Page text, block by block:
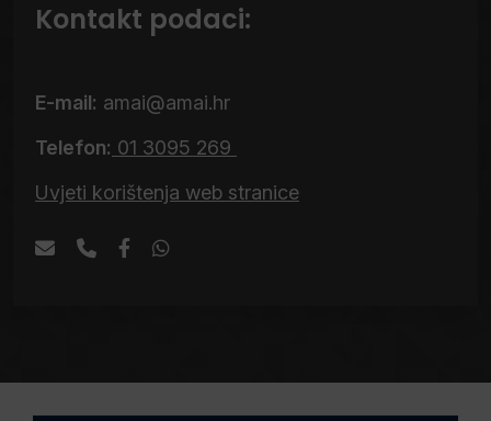
Kontakt podaci:
E-mail: amai@amai.hr
Telefon: 01 3095 269
Uvjeti korištenja web stranice